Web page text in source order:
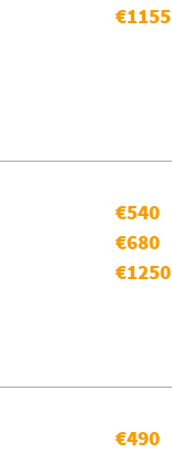
€1155
€540
€680
€1250
€490